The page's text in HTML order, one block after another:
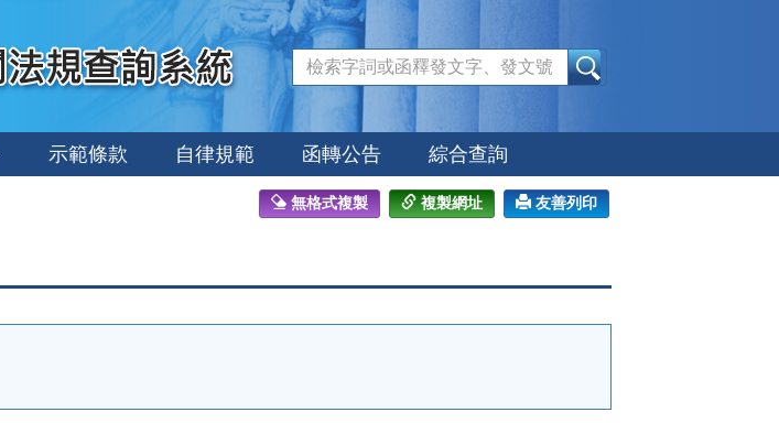
示範條款 自律規範 函轉公告 綜合查詢
無格式複製 複製網址 友善列印